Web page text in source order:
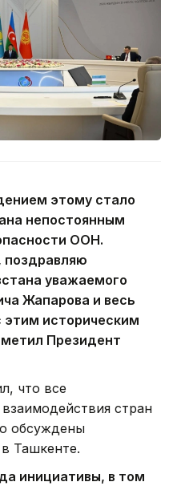
этому стало
непостоянным
ООН.
поздравляю
уважаемого
Жапарова и весь
этим историческим
Президент
что все
стран
обсуждены
Ташкенте.
инициативы, в том